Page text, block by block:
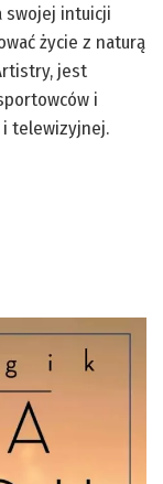
swojej intuicji
życie z naturą
jest
i
telewizyjnej.